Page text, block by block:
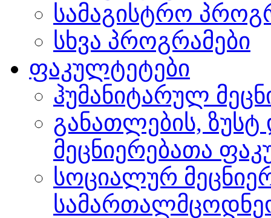
სამაგისტრო
სხვა პროგრამები
ფაკულტეტები
ჰუმანიტარულ
განათლების, ზუსტ
მეცნიერებათა
სოციალურ